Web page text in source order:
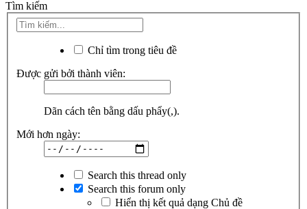
Tìm kiếm
Chỉ tìm trong tiêu đề
Được gửi bởi thành viên:
Dãn cách tên bằng dấu phẩy(,).
Mới hơn ngày:
Search this thread only
Search this forum only
Hiển thị kết quả dạng Chủ đề